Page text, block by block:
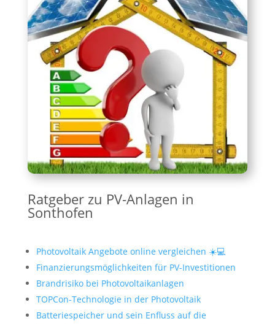
Ratgeber zu PV-Anlagen in
Sonthofen
Photovoltaik Angebote online vergleichen ☀️💻
Finanzierungsmöglichkeiten für PV-Investitionen
Brandrisiko bei Photovoltaikanlagen
TOPCon-Technologie in der Photovoltaik
Batteriespeicher und sein Enfluss auf die